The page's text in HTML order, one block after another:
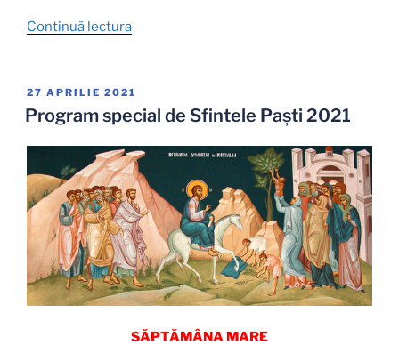
Continuă lectura„Program
Sfintele
Paști
PUBLICAT
PE
27 APRILIE 2021
Program special de Sfintele Paști 2021
SĂPTĂMÂNA MARE